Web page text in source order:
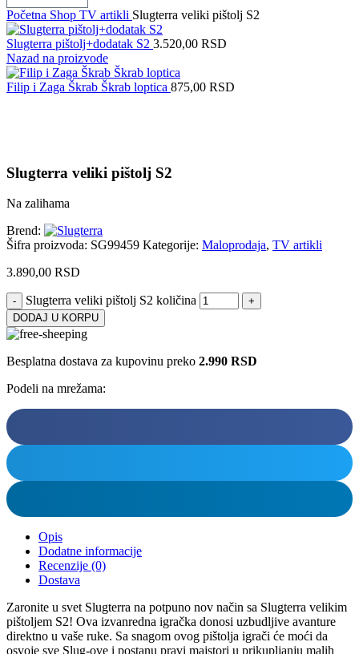
Početna Shop TV artikli Slugterra veliki pištolj S2
Slugterra pištolj+dodatak S2 3.520,00 RSD
Nazad na proizvode
Filip i Zaga Škrab Škrab loptica 875,00 RSD
Slugterra veliki pištolj S2
Na zalihama
Brend:
Šifra proizvoda: SG99459 Kategorije: Maloprodaja, TV artikli
3.890,00 RSD
Slugterra veliki pištolj S2 količina
DODAJ U KORPU
Besplatna dostava za kupovinu preko 2.990 RSD
Podeli na mrežama:
Opis
Dodatne informacije
Recenzije (0)
Dostava
Zaronite u svet Slugterra na potpuno nov način sa Slugterra velikim
pištoljem S2! Ova izvanredna igračka donosi uzbudljive avanture
direktno u vaše ruke. Sa snagom ovog pištolja igrači će moći da
osvoje sve Slug-ove i postanu pravi majstori u prikupljanju malih